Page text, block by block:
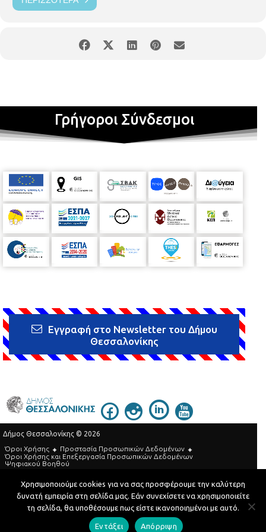
Γρήγοροι Σύνδεσμοι
Εγγραφή στο Newsletter του Δήμου
Θεσσαλονίκης
Δήμος Θεσσαλονίκης © 2026
Όροι Χρήσης
Προστασία Προσωπικών Δεδομένων
Όροι Xρήσης και Eπεξεργασία Προσωπικών Δεδομένων
Ψηφιακού Βοηθού
Τηλεφωνικός Κατάλογος
Developed by MyCompany Projects
Χρησιμοποιούμε cookies για να σας προσφέρουμε την καλύτερη
δυνατή εμπειρία στη σελίδα μας. Εάν συνεχίσετε να χρησιμοποιείτε
τη σελίδα, θα υποθέσουμε πως είστε ικανοποιημένοι με αυτό.
Εντάξει Απόρριψη